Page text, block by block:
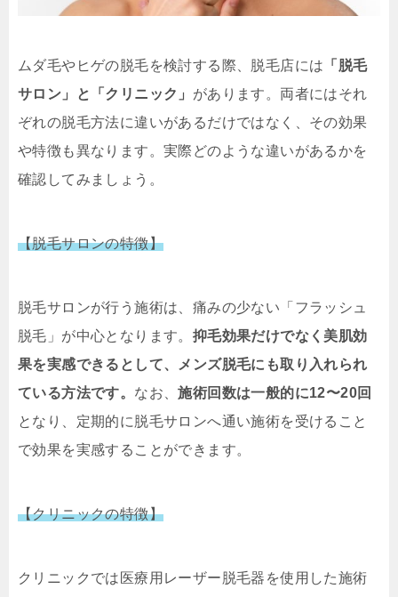
ムダ毛やヒゲの脱毛を検討する際、脱毛店には 「脱毛
サロン」と「クリニック」 があります。両者にはそれ
ぞれの脱毛方法に違いがあるだけではなく、その効果
や特徴も異なります。実際どのような違いがあるかを
確認してみましょう。
【脱毛サロンの特徴】
脱毛サロンが行う施術は、痛みの少ない「フラッシュ
脱毛」が中心となります。 抑毛効果だけでなく美肌効
果を実感できるとして、メンズ脱毛にも取り入れられ
ている方法です。 なお、施術回数は一般的に12〜20回
となり、定期的に脱毛サロンへ通い施術を受けること
で効果を実感することができます。
【クリニックの特徴】
クリニックでは医療用レーザー脱毛器を使用した施術